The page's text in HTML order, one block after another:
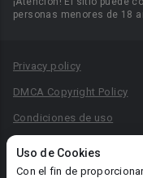
Uso de Cookies
Con el fin de
personas menores de 18
Privacy policy
DMCA Copyright Policy
Condiciones de uso
Reglas para la